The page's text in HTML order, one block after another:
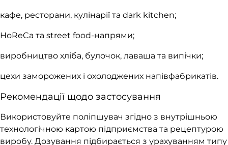
кафе, ресторани, кулінарії та dark kitchen;
HoReCa та street food-напрями;
виробництво хліба, булочок, лаваша та випічки;
цехи заморожених і охолоджених напівфабрикатів.
Рекомендації щодо застосування
Використовуйте поліпшувач згідно з внутрішньою
технологічною картою підприємства та рецептурою
виробу. Дозування підбирається з урахуванням типу